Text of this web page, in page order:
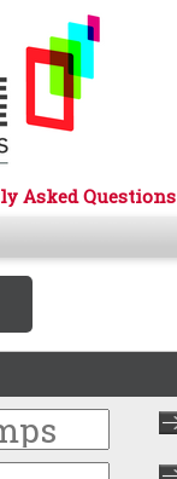
Asked Questions